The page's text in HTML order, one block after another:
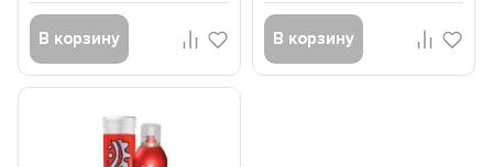
В корзину В корзину